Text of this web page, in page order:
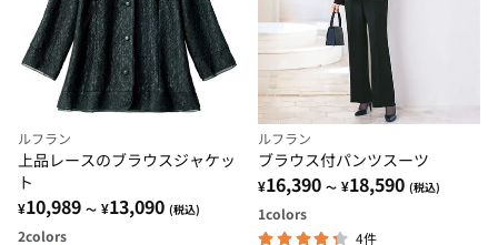
ルフラン
上品レースのブラウスジャケッ
ト
¥10,989 ～ ¥13,090 (税込)
2colors
ルフラン
ブラウス付パンツスーツ
¥16,390 ～ ¥18,590 (税込)
1colors
4件